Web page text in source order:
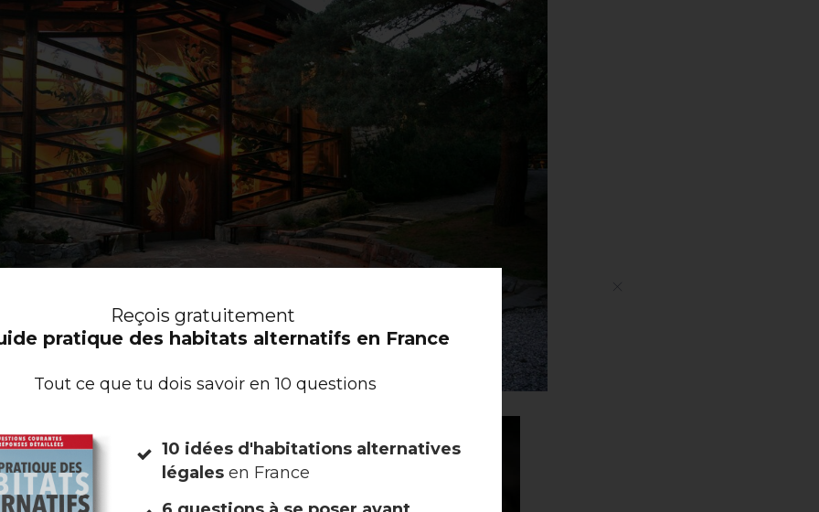
Reçois gratuitement
pratique des habitats alternatifs en France
Tout ce que tu dois savoir en 10 questions
10 idées d'habitations alternatives
légalesen France